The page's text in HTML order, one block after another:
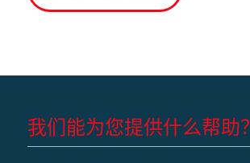
我们能为您提供什么帮助？